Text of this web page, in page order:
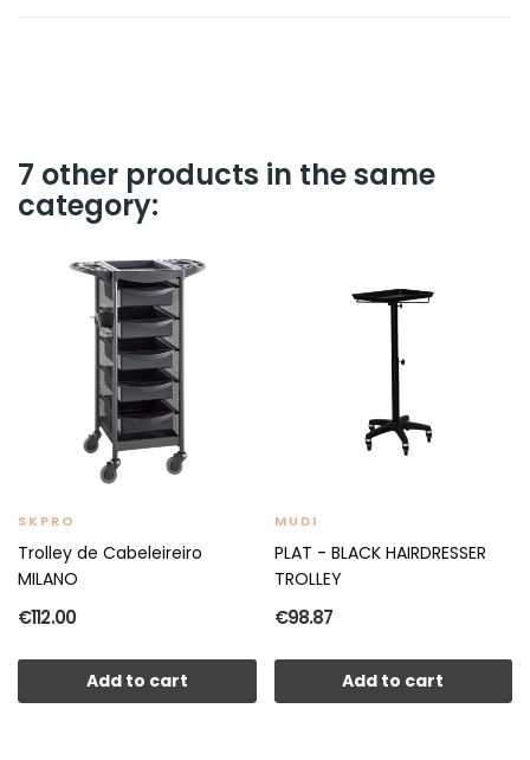
7 other products in the same
category:
SKPRO
Trolley de Cabeleireiro
MILANO
€112.00
Add to cart
MUDI
PLAT - BLACK HAIRDRESSER
TROLLEY
€98.87
Add to cart